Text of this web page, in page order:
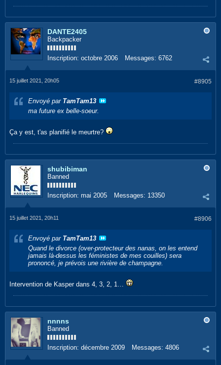
DANTE2405
Backpacker
Inscription: octobre 2006 Messages: 6762
#8905
15 juillet 2021, 20h05
Envoyé par TamTam13
ma future ex belle-soeur.
Ça y est, t'as planifié le meurtre?
shubibiman
Banned
Inscription: mai 2005 Messages: 13350
#8906
15 juillet 2021, 20h11
Envoyé par TamTam13
Quand le divorce (over-protecteur des nanas, on les entend
jamais là-dessus les féministes de mes couilles) sera
prononcé, je prévois une rivière de champagne.
Intervention de Kasper dans 4, 3, 2, 1…
nnnns
Banned
Inscription: décembre 2009 Messages: 4806